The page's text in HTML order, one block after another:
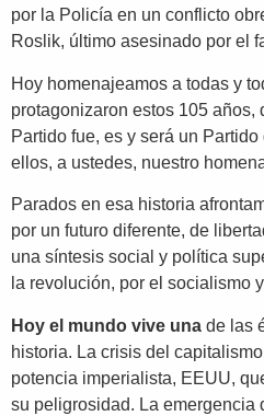
por la Policía en un conflicto
Roslik, último asesinado por el
Hoy homenajeamos a todas y
protagonizaron estos 105 años,
Partido fue, es y será un
ellos, a ustedes, nuestro
Parados en esa historia
por un futuro diferente, de
una síntesis social y política
la revolución, por el socialismo
Hoy el mundo vive una de las
historia. La crisis del
potencia imperialista, EEUU,
su peligrosidad. La emergencia